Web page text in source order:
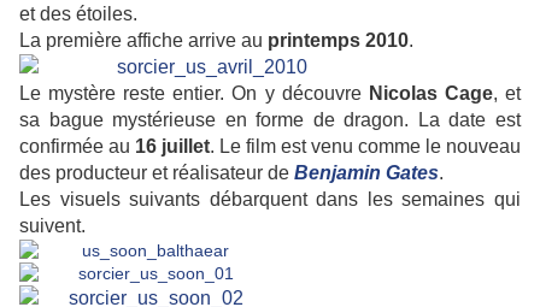
et des étoiles.
La première affiche arrive au printemps 2010.
Le mystère reste entier. On y découvre Nicolas Cage, et
sa bague mystérieuse en forme de dragon. La date est
confirmée au 16 juillet. Le film est venu comme le nouveau
des producteur et réalisateur de Benjamin Gates.
Les visuels suivants débarquent dans les semaines qui
suivent.